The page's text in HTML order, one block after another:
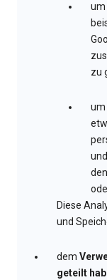
um
zu
um
den
Diese
und
dem
geteilt